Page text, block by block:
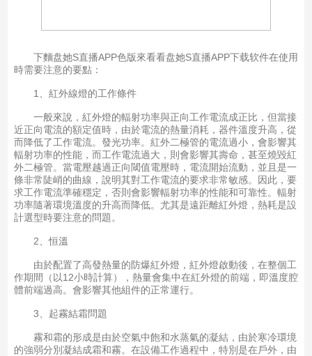
下麵盘她S直播APP色版來看看盘她S直播APP下载软件在使用
時需要注意的要點：
1、紅外線燈的工作條件
一般來說，紅外燈的輻射功率與正向工作電流成正比，但當接
近正向電流的額定值時，由於電流的熱量消耗，器件溫度升高，從
而降低了工作電流。發光功率。紅外二極管的電流過小，會影響其
輻射功率的性能，而工作電流過大，則會影響其壽命，甚至燒毀紅
外二極管。當電壓越過正向閾值電壓時，電流開始流動，並且是一
條非常陡峭的曲線，說明其對工作電流的要求非常敏感。因此，要
求工作電流準確穩定，否則會影響輻射功率的性能和可靠性。輻射
功率隨著環境溫度的升高而降低。尤其是遠距離紅外燈，熱耗是設
計選型時要注意的問題。
2、恒溫
由於配置了高發熱量的防爆紅外燈，紅外燈啟動後，在整個工
作期間（以12小時計算），熱量會集中在紅外燈的前端，即溫度腔
體前端過高。會影響其他組件的正常運行。
3、起霧結霜問題
霧和霜的形成是由於空氣中飽和水蒸氣的凝結，由於寒冷環境
的強弱分別凝結成霜和霧。在設備工作過程中，特別是在戶外，由